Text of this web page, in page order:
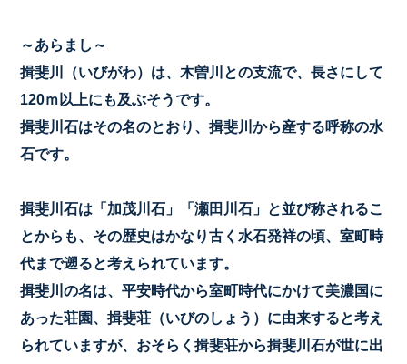
～あらまし～
揖斐川（いびがわ）は、木曽川との支流で、長さにして
120ｍ以上にも及ぶそうです。
揖斐川石はその名のとおり、揖斐川から産する呼称の水
石です。
揖斐川石は「加茂川石」「瀬田川石」と並び称されるこ
とからも、その歴史はかなり古く水石発祥の頃、室町時
代まで遡ると考えられています。
揖斐川の名は、平安時代から室町時代にかけて美濃国に
あった荘園、揖斐荘（いびのしょう）に由来すると考え
られていますが、おそらく揖斐荘から揖斐川石が世に出